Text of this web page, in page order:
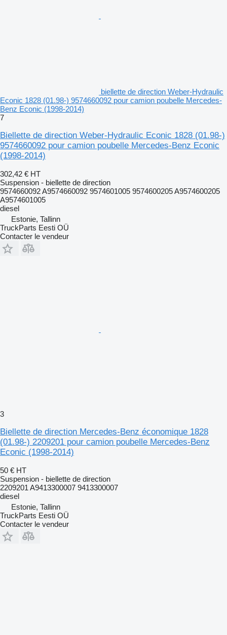
biellette de direction Weber-Hydraulic
Econic 1828 (01.98-) 9574660092 pour camion poubelle Mercedes-
Benz Econic (1998-2014)
7
Biellette de direction Weber-Hydraulic Econic 1828 (01.98-)
9574660092 pour camion poubelle Mercedes-Benz Econic
(1998-2014)
302,42 € HT
Suspension - biellette de direction
9574660092 A9574660092 9574601005 9574600205 A9574600205
A9574601005
diesel
Estonie, Tallinn
TruckParts Eesti OÜ
Contacter le vendeur
3
Biellette de direction Mercedes-Benz économique 1828
(01.98-) 2209201 pour camion poubelle Mercedes-Benz
Econic (1998-2014)
50 € HT
Suspension - biellette de direction
2209201 A9413300007 9413300007
diesel
Estonie, Tallinn
TruckParts Eesti OÜ
Contacter le vendeur